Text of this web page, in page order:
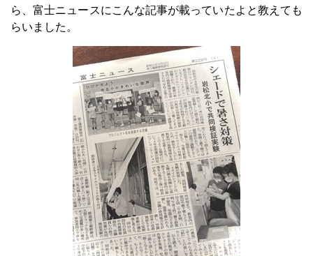
ら、富士ニュースにこんな記事が載っていたよと教えても
らいました。